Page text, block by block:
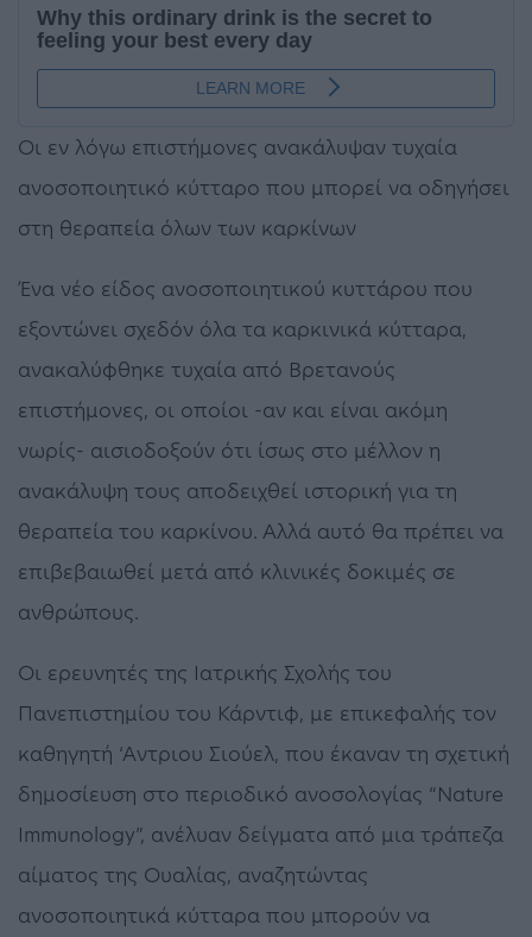
Οι εν λόγω επιστήμονες ανακάλυψαν τυχαία
ανοσοποιητικό κύτταρο που μπορεί να οδηγήσει
στη θεραπεία όλων των καρκίνων
Ένα νέο είδος ανοσοποιητικού κυττάρου που
εξοντώνει σχεδόν όλα τα καρκινικά κύτταρα,
ανακαλύφθηκε τυχαία από Βρετανούς
επιστήμονες, οι οποίοι -αν και είναι ακόμη
νωρίς- αισιοδοξούν ότι ίσως στο μέλλον η
ανακάλυψη τους αποδειχθεί ιστορική για τη
θεραπεία του καρκίνου. Αλλά αυτό θα πρέπει να
επιβεβαιωθεί μετά από κλινικές δοκιμές σε
ανθρώπους.
Οι ερευνητές της Ιατρικής Σχολής του
Πανεπιστημίου του Κάρντιφ, με επικεφαλής τον
καθηγητή ‘Αντριου Σιούελ, που έκαναν τη σχετική
δημοσίευση στο περιοδικό ανοσολογίας “Nature
Immunology”, ανέλυαν δείγματα από μια τράπεζα
αίματος της Ουαλίας, αναζητώντας
ανοσοποιητικά κύτταρα που μπορούν να